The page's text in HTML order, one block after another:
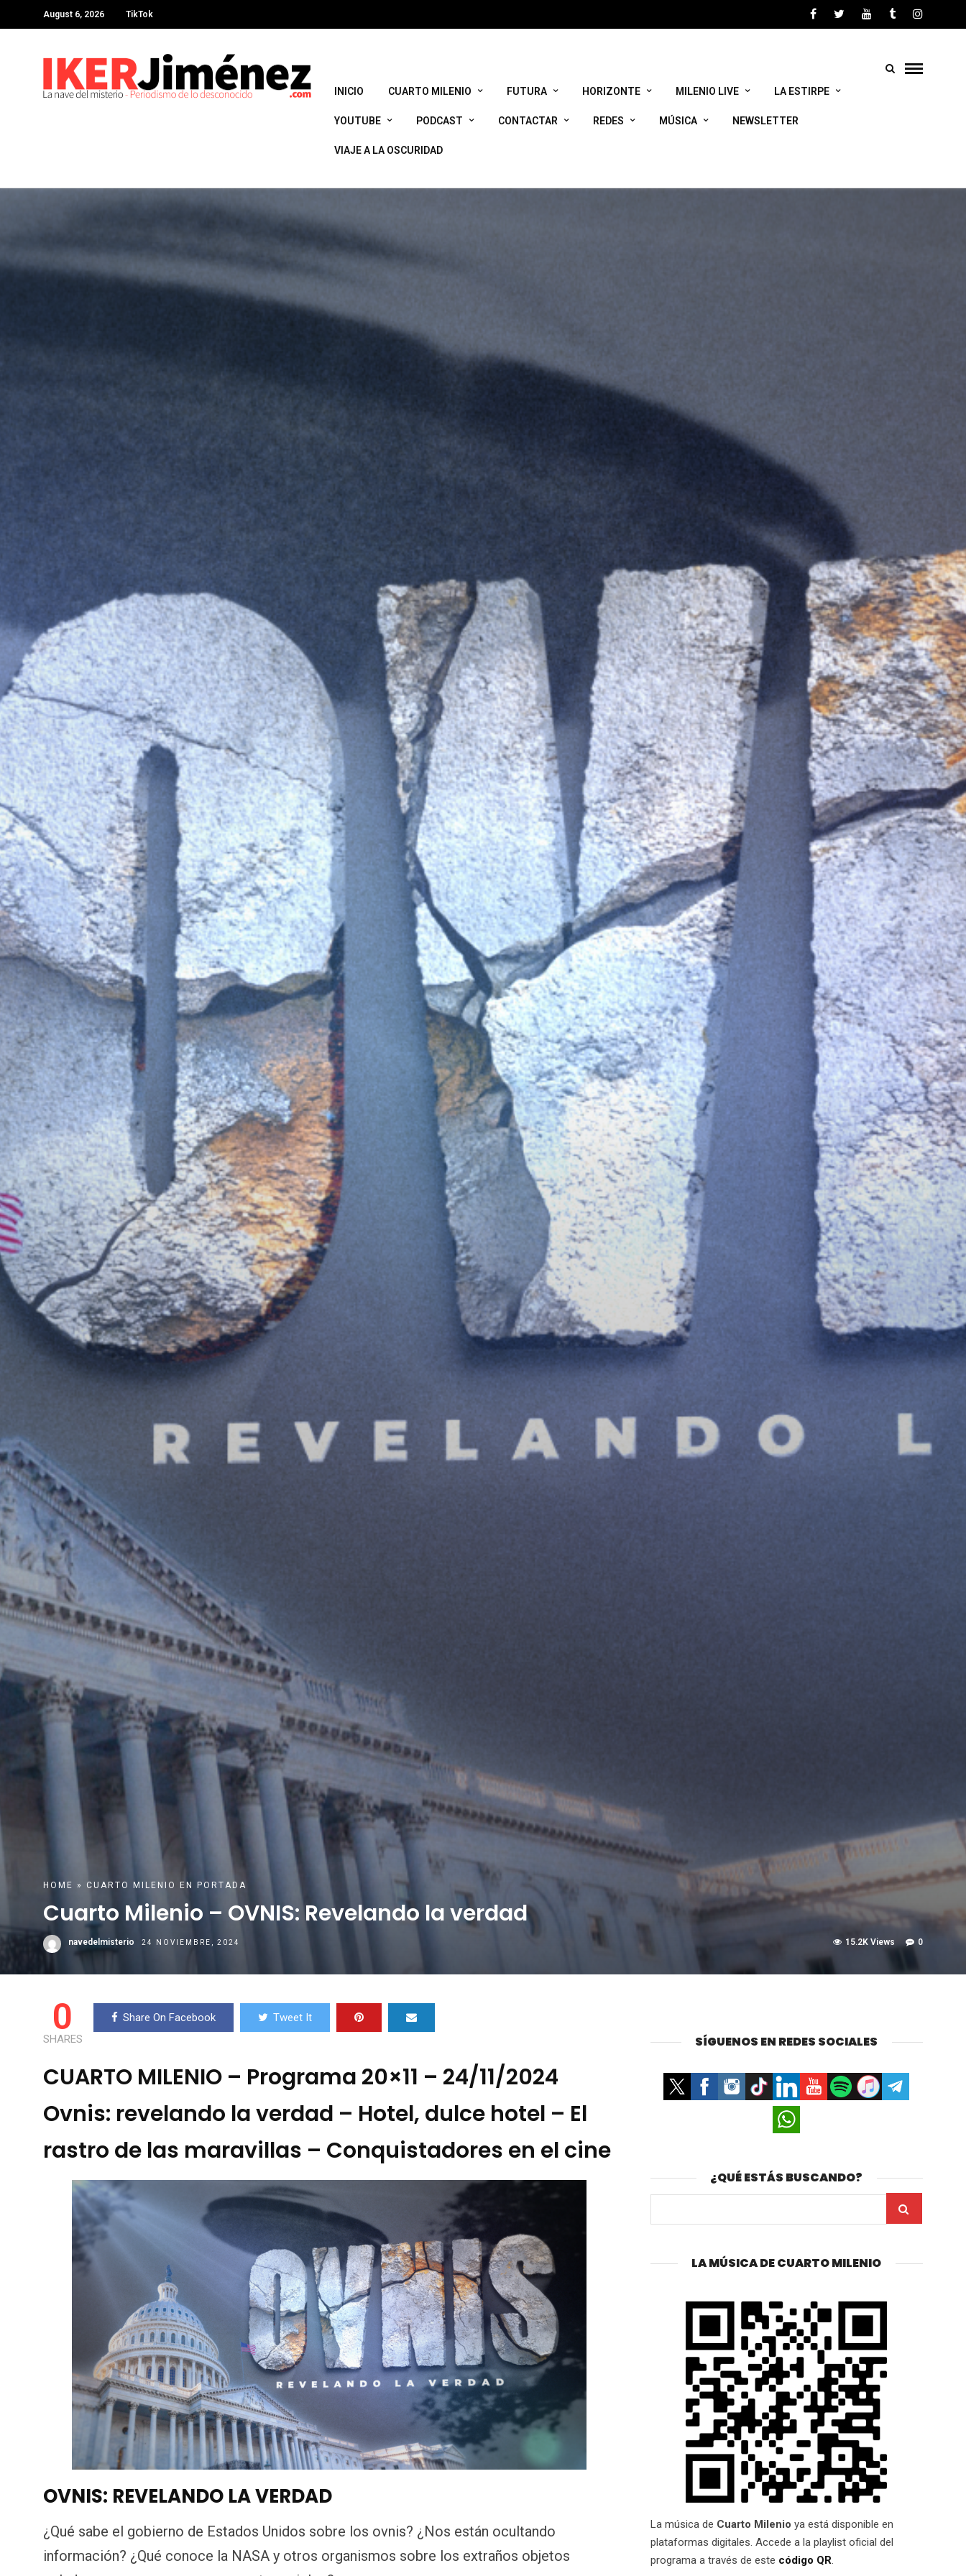
August 6, 2026 TikTok
INICIO CUARTO MILENIO FUTURA HORIZONTE MILENIO LIVE LA ESTIRPE
YOUTUBE PODCAST CONTACTAR REDES MÚSICA NEWSLETTER
VIAJE A LA OSCURIDAD
HOME » CUARTO MILENIO EN PORTADA
Cuarto Milenio – OVNIS: Revelando la verdad
navedelmisterio 24 NOVIEMBRE, 2024 0
15.2K Views
0
SHARES
Share On Facebook Tweet It
CUARTO MILENIO – Programa 20×11 – 24/11/2024
Ovnis: revelando la verdad – Hotel, dulce hotel – El
rastro de las maravillas – Conquistadores en el cine
OVNIS: REVELANDO LA VERDAD
¿Qué sabe el gobierno de Estados Unidos sobre los ovnis? ¿Nos están ocultando
información? ¿Qué conoce la NASA y otros organismos sobre los extraños objetos
SÍGUENOS EN REDES SOCIALES
¿QUÉ ESTÁS BUSCANDO?
LA MÚSICA DE CUARTO MILENIO
La música de Cuarto Milenio ya está disponible en
plataformas digitales. Accede a la playlist oficial del
programa a través de este código QR.